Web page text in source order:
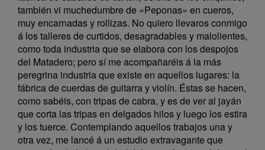
también vi muchedumbre de «Peponas» en cueros,
muy encarnadas y rollizas. No quiero llevaros conmigo
á los talleres de curtidos, desagradables y malolientes,
como toda industria que se elabora con los despojos
del Matadero; pero sí me acompañaréis á la más
peregrina industria que existe en aquellos lugares: la
fábrica de cuerdas de guitarra y violín. Éstas se hacen,
como sabéis, con tripas de cabra, y es de ver al jayán
que corta las tripas en delgados hilos y luego los estira
y los tuerce. Contemplando aquellos trabajos una y
otra vez, me lancé á un estudio extravagante que